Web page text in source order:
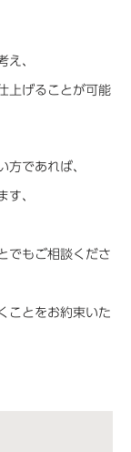
え、
上げることが可能
方であれば、
す、
でもご相談くださ
ことをお約束いた